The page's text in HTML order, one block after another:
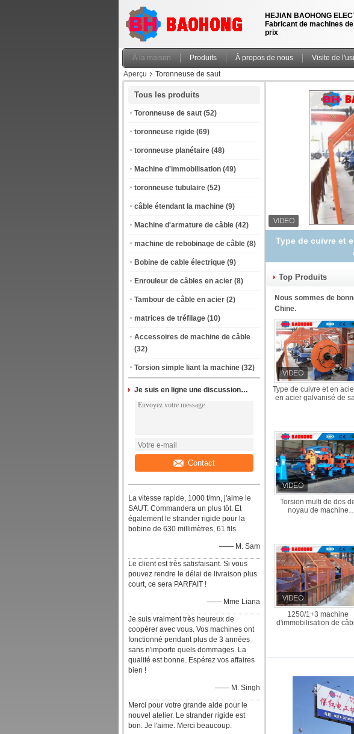
HEJIAN BAOHONG
Fabricant de machines
prix
À la maison Produits À propos de nous Visite de
Aperçu
Toronneuse de saut
Tous les produits
Toronneuse de saut (52)
toronneuse rigide (69)
toronneuse planétaire (48)
Machine d'immobilisation (49)
toronneuse tubulaire (52)
câble étendant la machine (9)
Machine d'armature de câble (42)
machine de rebobinage de câble (8)
Bobine de cable électrique (9)
Enrouleur de câbles en acier (8)
Tambour de câble en acier (2)
matrices de tréfilage (10)
Accessoires de machine de câble
(32)
Torsion simple liant la machine (32)
Je suis en ligne une discussion en ligne
Contact
La vitesse rapide, 1000 t/mn, j'aime le
SAUT. Commandera un plus tôt. Et
également le strander rigide pour la
bobine de 630 millimètres, 61 fils.
—— M. Sam
Le client est très satisfaisant. Si vous
pouvez rendre le délai de livraison plus
court, ce sera PARFAIT !
—— Mme Liana
Je suis vraiment très heureux de
coopérer avec vous. Vos machines ont
fonctionné pendant plus de 3 années
sans n'importe quels dommages. La
qualité est bonne. Espérez vos affaires
bien !
—— M. Singh
Merci pour votre grande aide pour le
nouvel atelier. Le strander rigide est
bon. Je l'aime. Merci beaucoup.
Type de cuivre et
Top Produits
Nous sommes de
Chine.
Type de cuivre et en
en acier galvanisé de
Torsion multi de dos
noyau de machine
1250/1+3 machine
d'immobilisation de